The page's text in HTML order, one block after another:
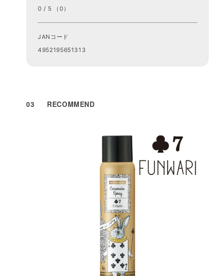
0 / 5 （0）
JANコード
4952195651313
03 RECOMMEND